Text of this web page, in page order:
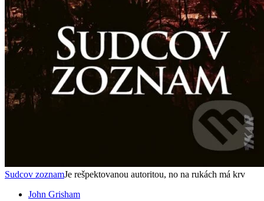
Sudcov zoznamJe rešpektovanou autoritou, no na rukách má krv
John Grisham